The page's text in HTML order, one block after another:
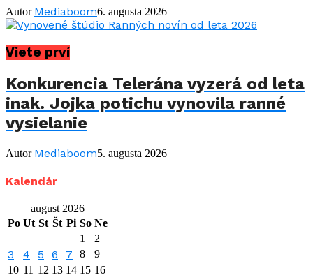
Autor Mediaboom6. augusta 2026
Viete prví
Konkurencia Telerána vyzerá od leta
inak. Jojka potichu vynovila ranné
vysielanie
Autor Mediaboom5. augusta 2026
Kalendár
august 2026
Po Ut St Št Pi So Ne
1
2
3 4 5 6 7 8
9
10 11 12 13 14 15 16